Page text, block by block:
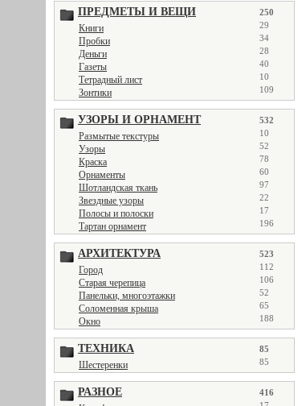
ПРЕДМЕТЫ И ВЕЩИ 250
Книги 29
Пробки 34
Деньги 28
Газеты 40
Тетрадный лист 10
Зонтики 109
УЗОРЫ И ОРНАМЕНТ 532
Размытые текстуры 10
Узоры 52
Краска 78
Орнаменты 60
Шотландская ткань 97
Звездные узоры 22
Полосы и полоски 17
Тартан орнамент 196
АРХИТЕКТУРА 523
Город 112
Старая черепица 106
Панельки, многоэтажки 52
Соломенная крыша 65
Окно 188
ТЕХНИКА 85
Шестеренки 85
РАЗНОЕ 416